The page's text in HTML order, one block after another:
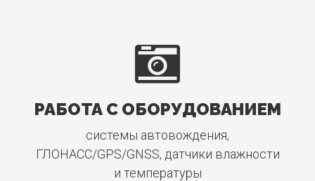
РАБОТА С ОБОРУДОВАНИЕМ
системы автовождения,
ГЛОНАСС/GPS/GNSS, датчики влажности
и температуры